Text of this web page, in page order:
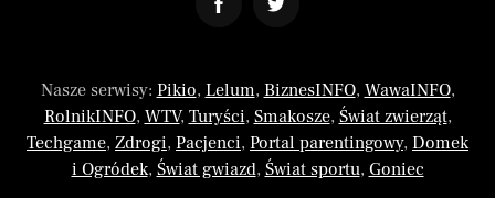
Nasze serwisy: Pikio, Lelum, BiznesINFO, WawaINFO,
RolnikINFO, WTV, Turyści, Smakosze, Świat zwierząt,
Techgame, Zdrogi, Pacjenci, Portal parentingowy, Domek
i Ogródek, Świat gwiazd, Świat sportu, Goniec